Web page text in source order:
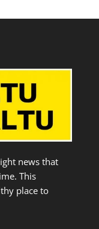
news that
This
place to